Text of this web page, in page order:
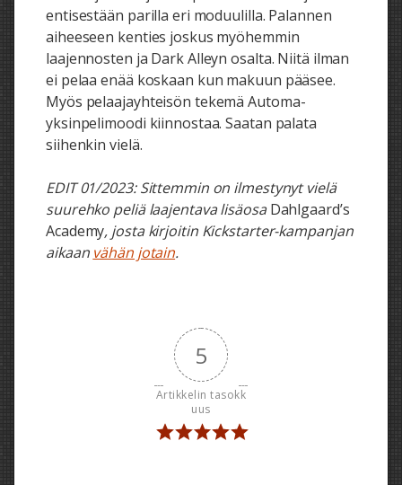
entisestään parilla eri moduulilla. Palannen
aiheeseen kenties joskus myöhemmin
laajennosten ja Dark Alleyn osalta. Niitä ilman
ei pelaa enää koskaan kun makuun pääsee.
Myös pelaajayhteisön tekemä Automa-
yksinpelimoodi kiinnostaa. Saatan palata
siihenkin vielä.
EDIT 01/2023: Sittemmin on ilmestynyt vielä
suurehko peliä laajentava lisäosaDahlgaard’s
Academy, josta kirjoitin Kickstarter-kampanjan
aikaan vähän jotain.
5
Artikkelin tasokk
uus